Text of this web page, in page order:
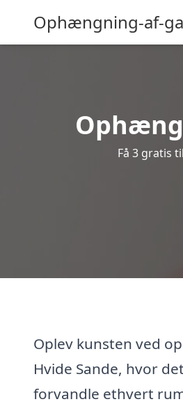
Ophængning-af-
Få 3 gratis
Oplev kunsten ved
Hvide Sande, hvor
forvandle ethvert